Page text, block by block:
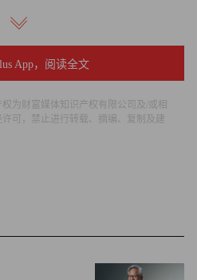
格任命了自己的许多亲密好友加
担任首席执行官或董事，例如董
公司（Nike）的执行董事长。
影市场的领先地位。备忘录
电影《小黄人大眼萌：神偷奶
of Gru）和《超级马力欧兄弟
Bros. Movie）等均打破纪录，令
App，阅读全文
为财富媒体知识产权有限公司及/或相
可，禁止进行转载、摘编、复制及建